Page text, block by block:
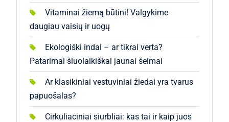
Vitaminai žiemą būtini! Valgykime
daugiau vaisių ir uogų
Ekologiški indai – ar tikrai verta?
Patarimai šiuolaikiškai jaunai šeimai
Ar klasikiniai vestuviniai žiedai yra tvarus
papuošalas?
Cirkuliaciniai siurbliai: kas tai ir kaip juos